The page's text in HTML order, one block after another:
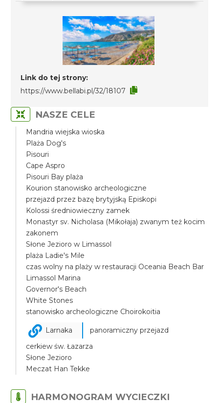
Link do tej strony:
https://www.bellabi.pl/32/18107
NASZE CELE
Mandria wiejska wioska
Plaża Dog's
Pisouri
Cape Aspro
Pisouri Bay plaża
Kourion stanowisko archeologiczne
przejazd przez bazę brytyjską Episkopi
Kolossi średniowieczny zamek
Monastyr sv. Nicholasa (Mikołaja) zwanym też kocim
zakonem
Słone Jezioro w Limassol
plaża Ladie's Mile
czas wolny na plaży w restauracji Oceania Beach Bar
Limassol Marina
Governor's Beach
White Stones
stanowisko archeologiczne Choirokoitia
Larnaka
panoramiczny przejazd
cerkiew św. Łazarza
Słone Jezioro
Meczat Han Tekke
HARMONOGRAM WYCIECZKI